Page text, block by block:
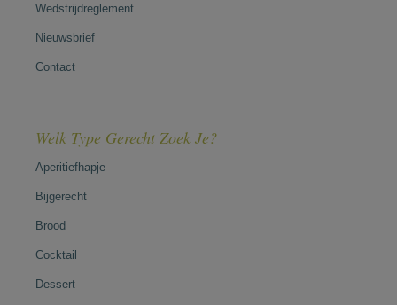
Wedstrijdreglement
Nieuwsbrief
Contact
Welk Type Gerecht Zoek Je?
Aperitiefhapje
Bijgerecht
Brood
Cocktail
Dessert